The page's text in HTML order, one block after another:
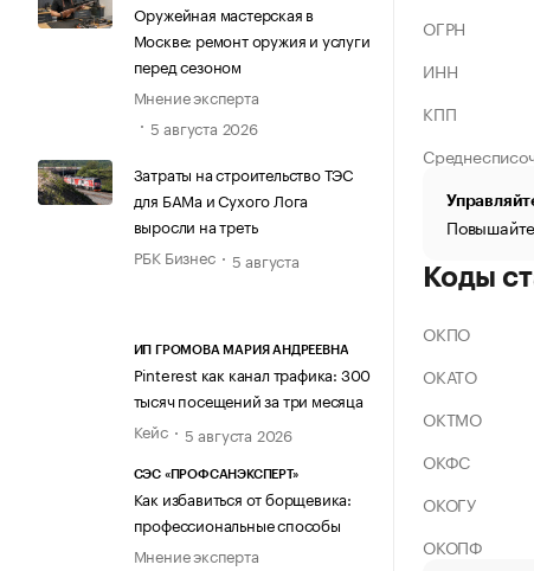
Оружейная мастерская в
Москве: ремонт оружия и услуги
перед сезоном
Мнение эксперта
5 августа 2026
Затраты на строительство ТЭС
для БАМа и Сухого Лога
выросли на треть
РБК Бизнес
5 августа
ИП ГРОМОВА МАРИЯ АНДРЕЕВНА
Pinterest как канал трафика: 300
тысяч посещений за три месяца
Кейс
5 августа 2026
СЭС «ПРОФСАНЭКСПЕРТ»
Как избавиться от борщевика:
профессиональные способы
Мнение эксперта
ОГРН
ИНН
КПП
Коды
ОКПО
ОКАТО
ОКТМО
ОКФС
ОКОГУ
ОКОПФ